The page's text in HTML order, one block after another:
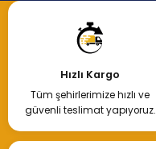
Hızlı Kargo
Tüm şehirlerimize hızlı ve
güvenli teslimat yapıyoruz.